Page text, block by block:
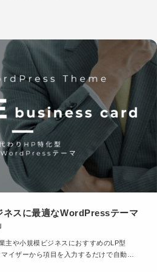
ネスに最適なWordPressテーマ
イザーから項目を入力するだけで自動…